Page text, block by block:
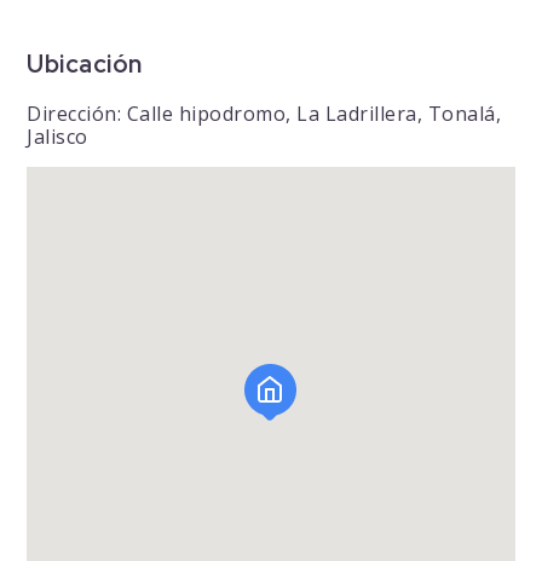
Ubicación
Dirección: Calle hipodromo, La Ladrillera, Tonalá,
Jalisco